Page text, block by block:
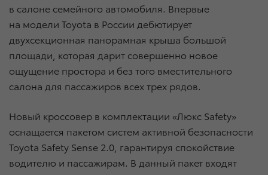
в салоне семейного автомобиля. Впервые
на модели Toyota в России дебютирует
двухсекционная панорамная крыша большой
площади, которая дарит совершенно новое
ощущение простора и без того вместительного
салона для пассажиров всех трех рядов.
Новый кроссовер в комплектации «Люкс Safety»
оснащается пакетом систем активной безопасности
Toyota Safety Sense 2.0, гарантируя спокойствие
водителю и пассажирам. В данный пакет входят